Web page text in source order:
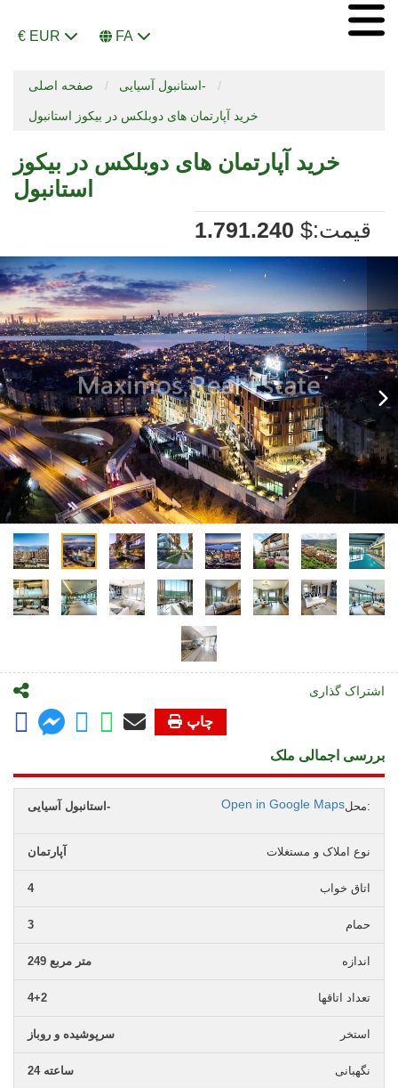
€ EUR FA
صفحه اصلی استانبول آسیایی-
خرید آپارتمان های دوبلکس در بیکوز استانبول
خرید آپارتمان های دوبلکس در بیکوز
استانبول
:قیمت
1.791.240 $
اشتراک گذاری
چاپ
بررسی اجمالی ملک
محل: استانبول آسیایی- Open in Google Maps
نوع املاک و مستغلات آپارتمان
اتاق خواب 4
حمام 3
اندازه 249 متر مربع
تعداد اتاقها 4+2
استخر سرپوشیده و روباز
نگهبانی 24 ساعته